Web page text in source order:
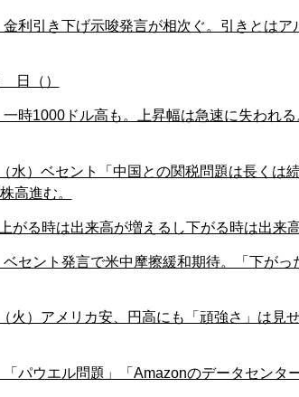
利引き下げ示唆発言が相次ぐ。引きとはア
日（）
時1000ドル高も。上昇幅は急速に失われ
水）ベセント「中国との関税問題は長くは
高進む。
がる時は出来高が増えるし下がる時は出来
セント発言で米中摩擦緩和期待。「下がっ
火）アメリカ安、円高にも「頑強さ」は見
パウエル問題」「Amazonのデータセンタ